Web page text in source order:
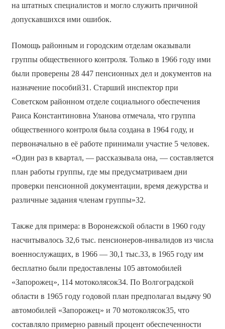
на штатных специалистов и могло служить причиной
допускавшихся ими ошибок.
Помощь районным и городским отделам оказывали
группы общественного контроля. Только в 1966 году ими
были проверены 28 447 пенсионных дел и документов на
назначение пособий31. Старший инспектор при
Советском районном отделе социального обеспечения
Раиса Константиновна Уланова отмечала, что группа
общественного контроля была создана в 1964 году, и
первоначально в её работе принимали участие 5 человек.
«Один раз в квартал, — рассказывала она, — составляется
план работы группы, где мы предусматриваем дни
проверки пенсионной документации, время дежурства и
различные задания членам группы»32.
Также для примера: в Воронежской области в 1960 году
насчитывалось 32,6 тыс. пенсионеров-инвалидов из числа
военнослужащих, в 1966 — 30,1 тыс.33, в 1965 году им
бесплатно были предоставлены 105 автомобилей
«Запорожец», 114 мотоколясок34. По Волгоградской
области в 1965 году годовой план предполагал выдачу 90
автомобилей «Запорожец» и 70 мотоколясок35, что
составляло примерно равный процент обеспеченности